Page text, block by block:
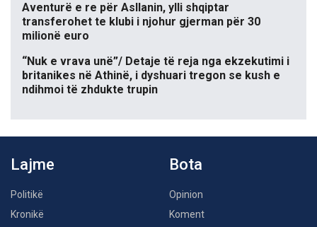
Aventurë e re për Asllanin, ylli shqiptar
transferohet te klubi i njohur gjerman për 30
milionë euro
“Nuk e vrava unë”/ Detaje të reja nga ekzekutimi i
britanikes në Athinë, i dyshuari tregon se kush e
ndihmoi të zhdukte trupin
Lajme
Politikë
Kronikë
Bota
Opinion
Koment